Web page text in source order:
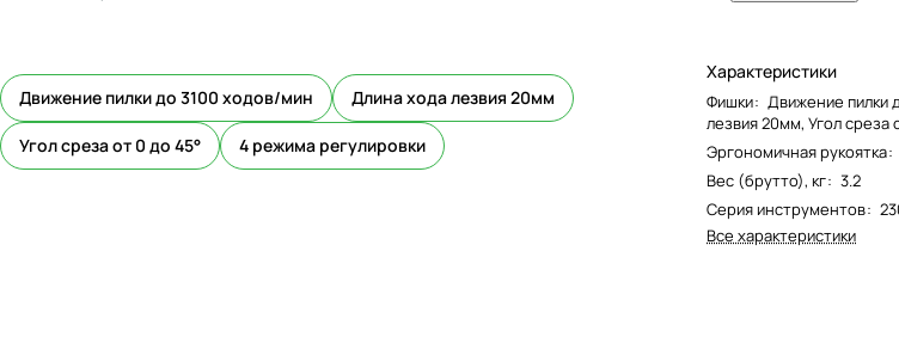
Движение пилки до 3100 ходов/мин Длина хода лезвия 20мм
Угол среза от 0 до 45° 4 режима регулировки
Характеристики
Фишки: Движение пилки
лезвия 20мм, Угол среза
Эргономичная рукоятка:
Вес (брутто), кг: 3.2
Серия инструментов:
Все характеристики